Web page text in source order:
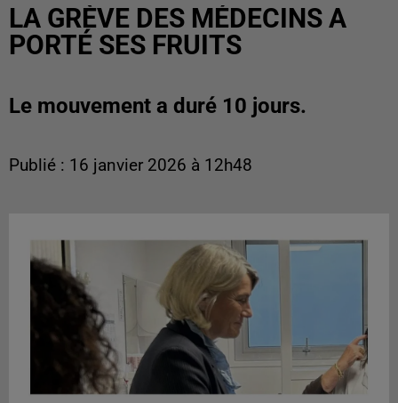
LA GRÈVE DES MÉDECINS A
PORTÉ SES FRUITS
Le mouvement a duré 10 jours.
Publié : 16 janvier 2026 à 12h48